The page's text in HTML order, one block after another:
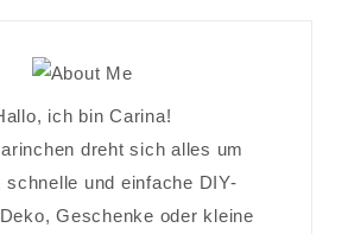
ich bin Carina!
dreht sich alles um
schnelle und einfache DIY-
Geschenke oder kleine